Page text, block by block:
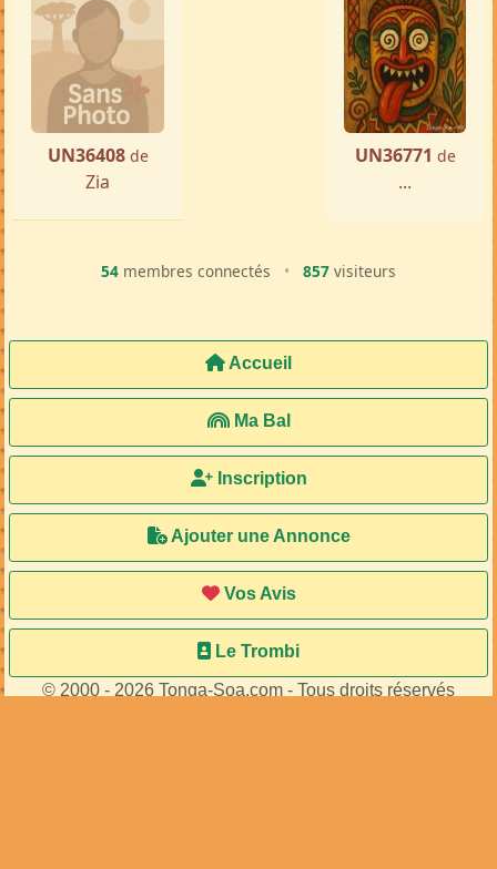
UN36408 de
Zia
UN36771 de
...
54 membres connectés • 857 visiteurs
Accueil
Ma Bal
Inscription
Ajouter une Annonce
Vos Avis
Le Trombi
© 2000 - 2026 Tonga-Soa.com - Tous droits réservés